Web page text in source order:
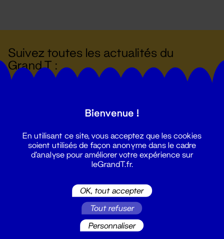
Suivez toutes les actualités du
Grand T :
billetterie@leGrandT.fr
Bienvenue !
En utilisant ce site, vous acceptez que les cookies
soient utilisés de façon anonyme dans le cadre
d'analyse pour améliorer votre expérience sur
leGrandT.fr.
OK, tout accepter
Tout refuser
Personnaliser